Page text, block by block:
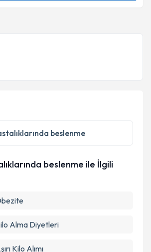
e-posta ile bilgilendireceğiz.
işlenmesine ilişkinAydınlatma
okudum ve kişisel verilerimin belirtilen
işlenmesini kabul ediyorum.
Takvim Talebini Gönder
beslenme
beslenme ile İlgili
Alma Diyetleri
Kilo Alımı